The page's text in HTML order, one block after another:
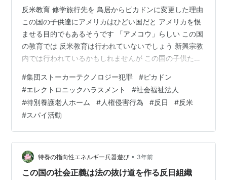
反米教育 修学旅行先を 鳥居からピカドンに変更した理由
この国の子供達にアメリカはひどい国だと アメリカを恨
ませる目的でもあるそうです 「アメコウ」らしい この国
の教育では 反米教育は行われていないでしょう 新興宗教
内では行われているかもしれませんが この国の子供たち
か で、 “ピカドン” この国が行っている反米教育は 修学
旅行先をピカドンにする事で 密かに行われているらしい
「第二次世界大戦は 日本人が行ったのではなく 反日がこ
の国として起こした戦争だ」 と オペレーターは放送して
いる… 「この国を陥れようとしたんや」 へ〜 敗戦させた
ので…
#集団ストーカーテクノロジー犯罪 #ピカドン
#エレクトロニックハラスメント #社会福祉法人
#特別養護老人ホーム #人権侵害行為 #反日 #反米
#スパイ活動
特養の指向性エネルギー兵器遊び • 3年前
この国の社会正義は法の抜け道を作る反日組織